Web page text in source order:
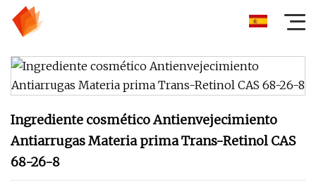
Ingrediente cosmético Antienvejecimiento
Antiarrugas Materia prima Trans-Retinol CAS
68-26-8